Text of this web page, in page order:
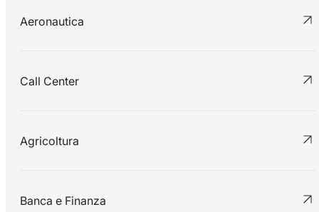
Aeronautica
Call Center
Agricoltura
Banca e Finanza